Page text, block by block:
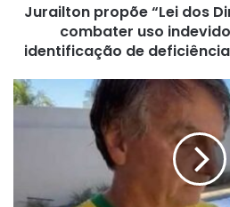
indevido
cordões
identificação
de
Jurailton propõe “Lei dos
combater uso
identificação de
Moraes
nega
mantém